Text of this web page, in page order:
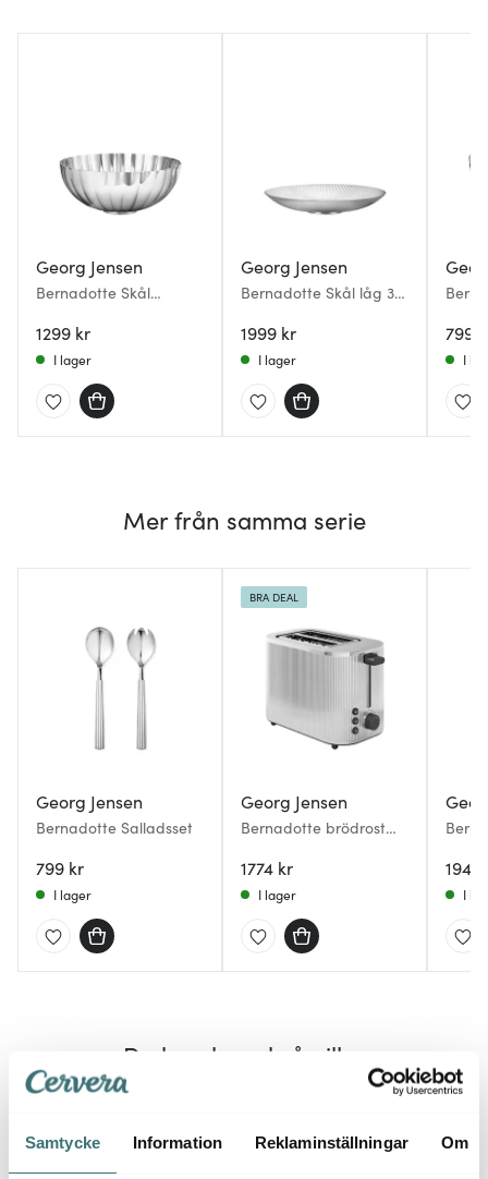
Samtycke Information Reklaminställningar Om
Georg Jensen
Bernadotte Skål
1299 kr
I lager
Georg Jensen
Bernadotte Skål låg 32
1999 kr
I lager
799
I
Mer från samma serie
Georg Jensen
Bernadotte Salladsset
799 kr
I lager
Georg Jensen
Bernadotte brödrost
1774 kr
BRA DEAL
I lager
1949
I
Du kanske också gillar
25% 25%